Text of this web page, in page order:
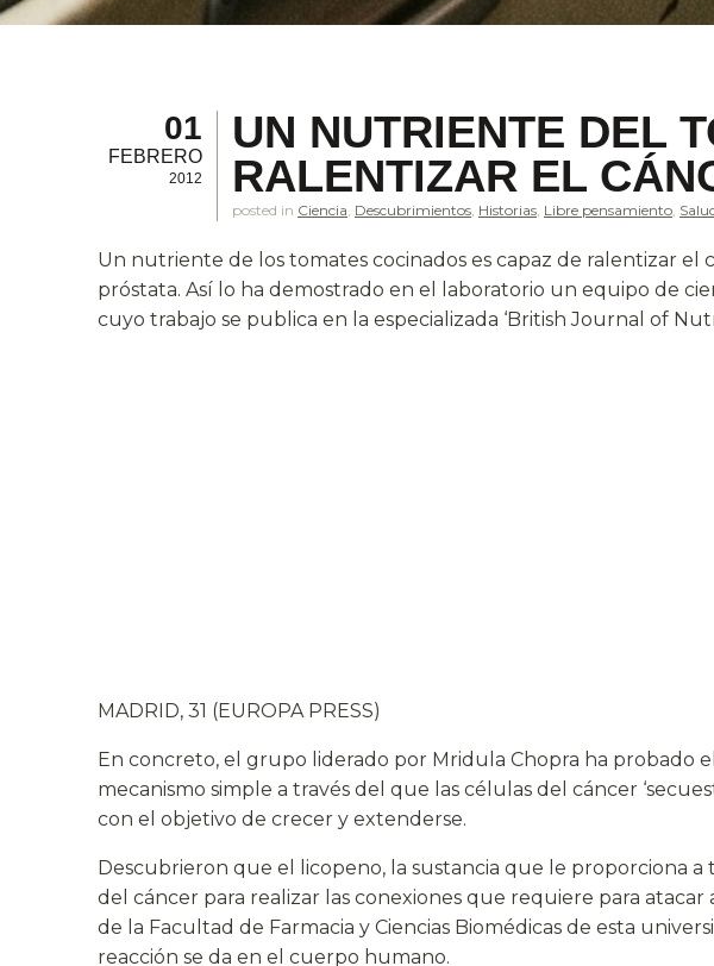
01
FEBRERO
2012
UN NUTRIENTE DEL
RALENTIZAR EL
posted in Ciencia Descubrimientos Historias Libre pensamiento
Un nutriente de los tomates cocinados es capaz de ralentizar el
próstata. Así lo ha demostrado en el laboratorio un equipo de
cuyo trabajo se publica en la especializada ‘British Journal of
MADRID, 31 (EUROPA PRESS)
En concreto, el grupo liderado por Mridula Chopra ha probado
mecanismo simple a través del que las células del cáncer
con el objetivo de crecer y extenderse.
Descubrieron que el licopeno, la sustancia que le proporciona
del cáncer para realizar las conexiones que requiere para
de la Facultad de Farmacia y Ciencias Biomédicas de esta
reacción se da en el cuerpo humano.